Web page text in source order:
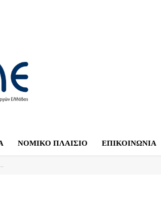
ΝΟΜΙΚΟ ΠΛΑΙΣΙΟ ΕΠΙΚΟΙΝΩΝΙΑ